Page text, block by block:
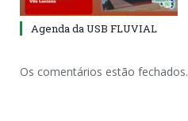
Agenda da USB FLUVIAL
Os comentários estão fechados.